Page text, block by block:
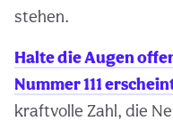
stehen.
Halte die Augen
Nummer 111
kraftvolle Zahl, die